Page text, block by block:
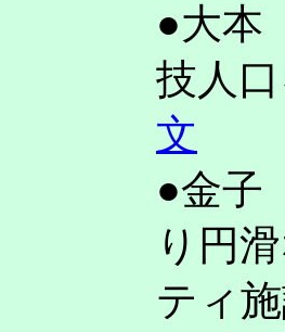
●大本
技人
文
●金子
り円
ティ